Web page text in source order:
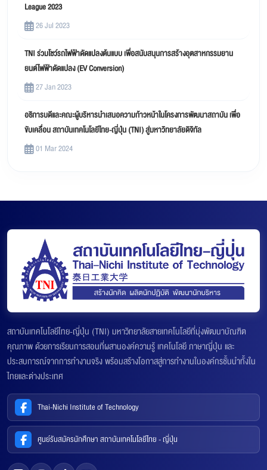
League 2023
26 Jul 2023
TNI ร่วมโชว์รถไฟฟ้าดัดแปลงต้นแบบ เพื่อสนับสนุนการสร้างอุตสาหกรรมยาน
ยนต์ไฟฟ้าดัดแปลง (EV Conversion)
27 Jan 2023
อธิการบดีและคณะผู้บริหารนำเสนอความก้าวหน้าในโครงการพัฒนาสถาบัน เพื่อ
ขับเคลื่อน สถาบันเทคโนโลยีไทย-ญี่ปุ่น (TNI) สู่มหาวิทยาลัยดิจิทัล
01 Mar 2024
สถาบันเทคโนโลยีไทย-ญี่ปุ่น (TNI) มหาวิทยาลัยสายเทคโนโลยีที่มุ่งพัฒนาบัณฑิต
คุณภาพ ด้วยการเรียนการสอนที่ผสานองค์ความรู้ เทคโนโลยี ภาษาญี่ปุ่น และ
ประสบการณ์จากการทำงานจริง พร้อมสร้างโอกาสสู่การทำงานในองค์กรชั้นนำทั้งใน
ไทยและต่างประเทศ
Thai-Nichi Institute of Technology
ศูนย์รับสมัครนักศึกษา สถาบันเทคโนโลยีไทย - ญี่ปุ่น